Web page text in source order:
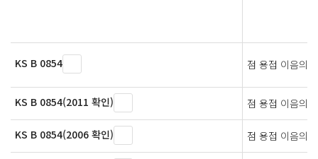
KS B 0854 점 용접 이음의
KS B 0854(2011 확인) 점 용접 이음의
KS B 0854(2006 확인) 점 용접 이음의